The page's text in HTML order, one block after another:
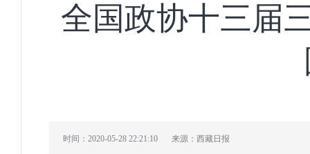
全国政协十三届
时间：2020-05-28 22:21:10 来源：西藏日报